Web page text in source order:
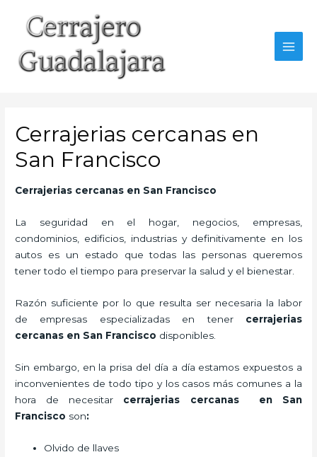
contenido
Cerrajerias cercanas en
San Francisco
Cerrajerias cercanas en San Francisco
La seguridad en el hogar, negocios, empresas,
condominios, edificios, industrias y definitivamente en los
autos es un estado que todas las personas queremos
tener todo el tiempo para preservar la salud y el bienestar.
Razón suficiente por lo que resulta ser necesaria la labor
de empresas especializadas en tener cerrajerias
cercanas en San Francisco disponibles.
Sin embargo, en la prisa del día a día estamos expuestos a
inconvenientes de todo tipo y los casos más comunes a la
hora de necesitar cerrajerias cercanas en San
Francisco son:
Olvido de llaves